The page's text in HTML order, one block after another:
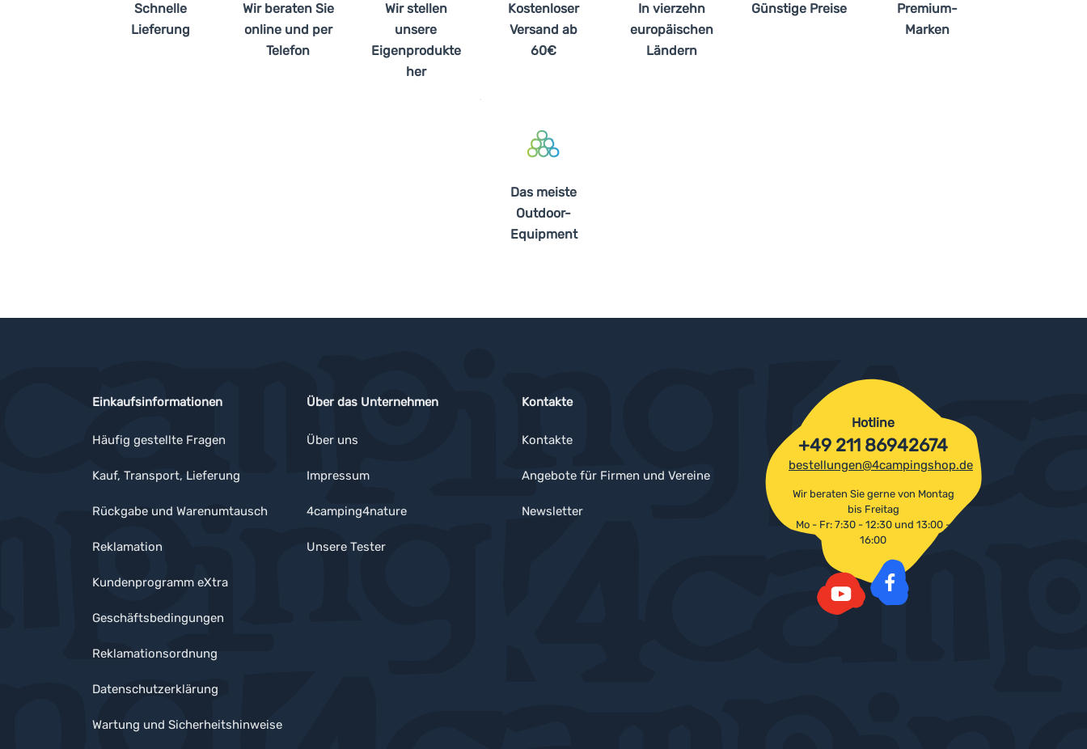
Schnelle
Lieferung
Wir beraten Sie
online und per
Telefon
Wir stellen
unsere
Eigenprodukte
her
Kostenloser
Versand ab
60€
In vierzehn
europäischen
Ländern
Günstige Preise
Premium-
Marken
Das meiste
Outdoor-
Equipment
Einkaufsinformationen
Häufig gestellte Fragen
Kauf, Transport, Lieferung
Rückgabe und Warenumtausch
Reklamation
Kundenprogramm eXtra
Geschäftsbedingungen
Reklamationsordnung
Datenschutzerklärung
Wartung und Sicherheitshinweise
Über das Unternehmen
Über uns
Impressum
4camping4nature
Unsere Tester
Kontakte
Kontakte
Angebote für Firmen und Vereine
Newsletter
Hotline
+49 211 86942674
bestellungen@4campingshop.de
Wir beraten Sie gerne von Montag
bis Freitag
Mo - Fr: 7:30 - 12:30 und 13:00 -
16:00